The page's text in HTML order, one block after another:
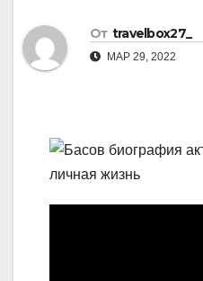
От travelbox27_
МАР 29, 2022